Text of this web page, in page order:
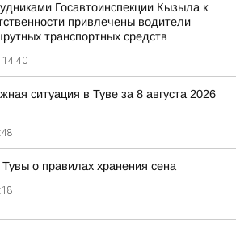
Госавтоинспекции Кызыла к
привлечены водители
транспортных средств
14:40
ситуация в Туве за 8 августа 2026
о правилах хранения сена